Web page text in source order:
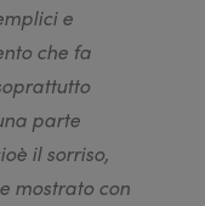
e
che fa
parte
il sorriso,
mostrato con